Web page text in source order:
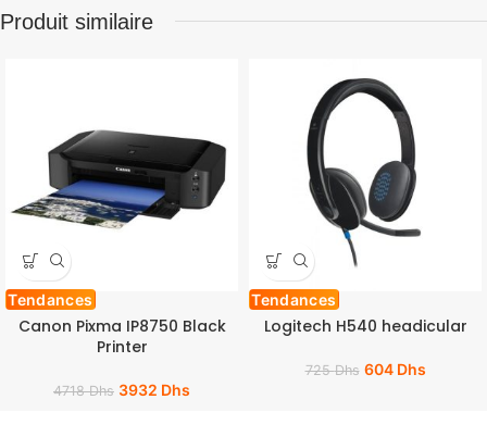
Produit similaire
Tendances
Canon Pixma IP8750 Black
Printer
4718Dhs 3932 Dhs
Tendances
Logitech H540 headicular
725Dhs 604 Dhs